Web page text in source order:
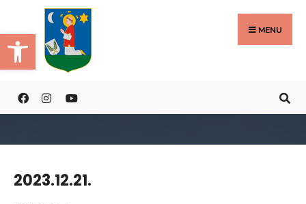
Eszköztár megnyitása
to
content
MENU
2023.12.21.
Search